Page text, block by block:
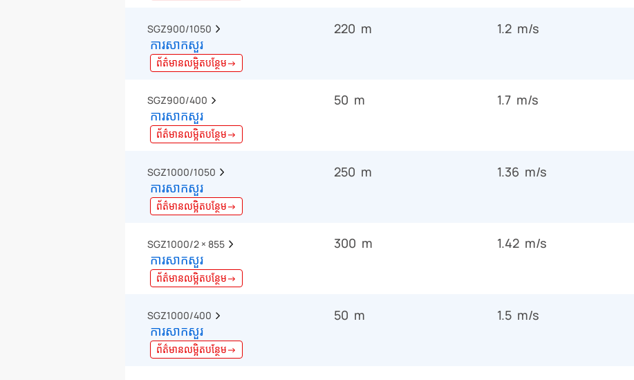
SGZ900/1050
ការសាកសួរ
ព័ត៌មានលម្អិតបន្ថែម→
220 m 1.2 m/s
SGZ900/400
ការសាកសួរ
ព័ត៌មានលម្អិតបន្ថែម→
50 m 1.7 m/s
SGZ1000/1050
ការសាកសួរ
ព័ត៌មានលម្អិតបន្ថែម→
250 m 1.36 m/s
SGZ1000/2 × 855
ការសាកសួរ
ព័ត៌មានលម្អិតបន្ថែម→
300 m 1.42 m/s
SGZ1000/400
ការសាកសួរ
ព័ត៌មានលម្អិតបន្ថែម→
50 m 1.5 m/s